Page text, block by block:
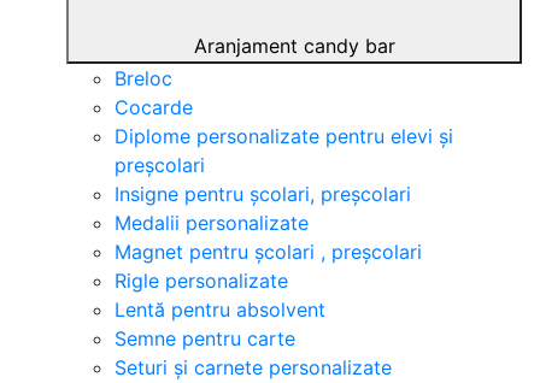
Aranjament candy bar
Breloc
Cocarde
Diplome personalizate pentru elevi și
preșcolari
Insigne pentru școlari, preșcolari
Medalii personalizate
Magnet pentru școlari , preșcolari
Rigle personalizate
Lentă pentru absolvent
Semne pentru carte
Seturi și carnete personalizate